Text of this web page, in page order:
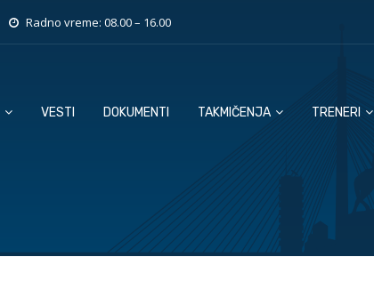
Radno vreme: 08.00 – 16.00
VESTI DOKUMENTI TAKMIČENJA TRENERI